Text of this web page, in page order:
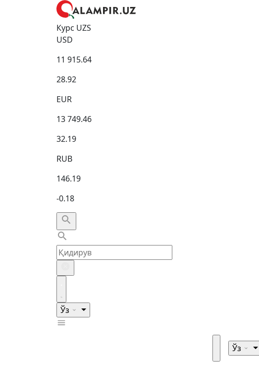
Курс UZS
USD
11 915.64
28.92
EUR
13 749.46
32.19
RUB
146.19
-0.18
Ўз
Ўз